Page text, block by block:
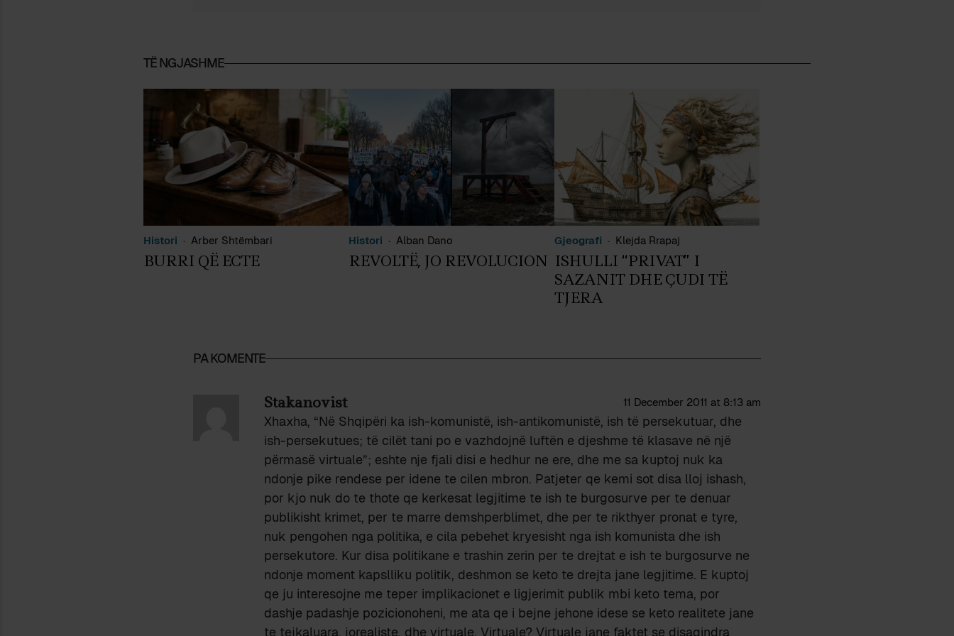
TË NGJASHME
Histori Arber Shtëmbari
BURRI QË ECTE
Histori Alban Dano
REVOLTË, JO REVOLUCION
Gjeografi Klejda Rrapaj
ISHULLI “PRIVAT” I
SAZANIT DHE ÇUDI TË
TJERA
PA KOMENTE
Stakanovist 11 December 2011 at 8:13 am
Xhaxha, “Në Shqipëri ka ish-komunistë, ish-antikomunistë, ish të persekutuar, dhe
ish-persekutues; të cilët tani po e vazhdojnë luftën e djeshme të klasave në një
përmasë virtuale”; eshte nje fjali disi e hedhur ne ere, dhe me sa kuptoj nuk ka
ndonje pike rendese per idene te cilen mbron. Patjeter qe kemi sot disa lloj ishash,
por kjo nuk do te thote qe kerkesat legjitime te ish te burgosurve per te denuar
publikisht krimet, per te marre demshperblimet, dhe per te rikthyer pronat e tyre,
nuk pengohen nga politika, e cila pebehet kryesisht nga ish komunista dhe ish
persekutore. Kur disa politikane e trashin zerin per te drejtat e ish te burgosurve ne
ndonje moment kapslliku politik, deshmon se keto te drejta jane legjitime. E kuptoj
qe ju interesojne me teper implikacionet e ligjerimit publik mbi keto tema, por
dashje padashje pozicionoheni, me ata qe i bejne jehone idese se keto realitete jane
te tejkaluara, jorealiste, dhe virtuale. Virtuale? Virtuale jane faktet se disaqindra